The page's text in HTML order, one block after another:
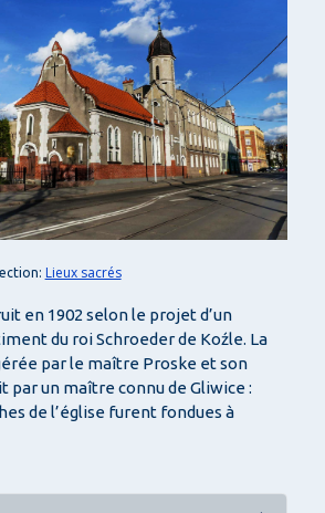
Lieux sacrés
en 1902 selon le projet d’un
du roi Schroeder de Koźle. La
par le maître Proske et son
par un maître connu de Gliwice :
de l’église furent fondues à